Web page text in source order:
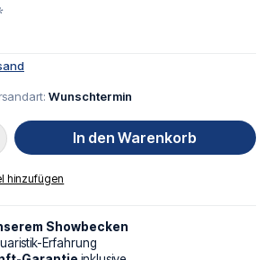
Wunschtermin
Gib den gewünschten Wert
In den Warenkorb
hinzufügen
Showbecken
Erfahrung